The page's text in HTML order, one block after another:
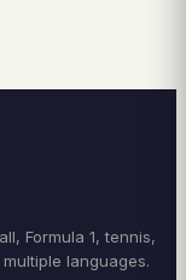
Formula 1, tennis,
languages.